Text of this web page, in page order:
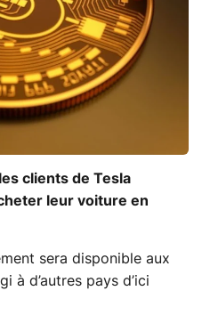
clients de Tesla
leur voiture en
sera disponible aux
à d’autres pays d’ici